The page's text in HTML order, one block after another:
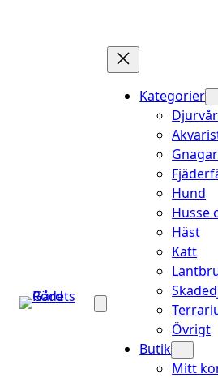
Kategorier
Hund
Husse
Häst
Katt
Övrigt
Butik
Mitt